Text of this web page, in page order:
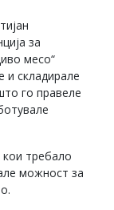
за
месо“
и складирале
го правеле
кои требало
можност за